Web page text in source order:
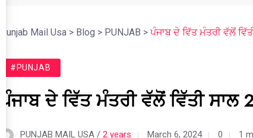
Punjab Mail Usa > Blog > PUNJAB >ਪੰਜਾਬ ਦੇ ਵਿੱਤ ਮੰਤਰੀ ਵੱਲੋਂ
#PUNJAB
ਪੰਜਾਬ ਦੇ ਵਿੱਤ ਮੰਤਰੀ ਵੱਲੋਂ ਵਿੱਤੀ
PUNJAB MAIL USA / 2 years March 6, 2024 0 1